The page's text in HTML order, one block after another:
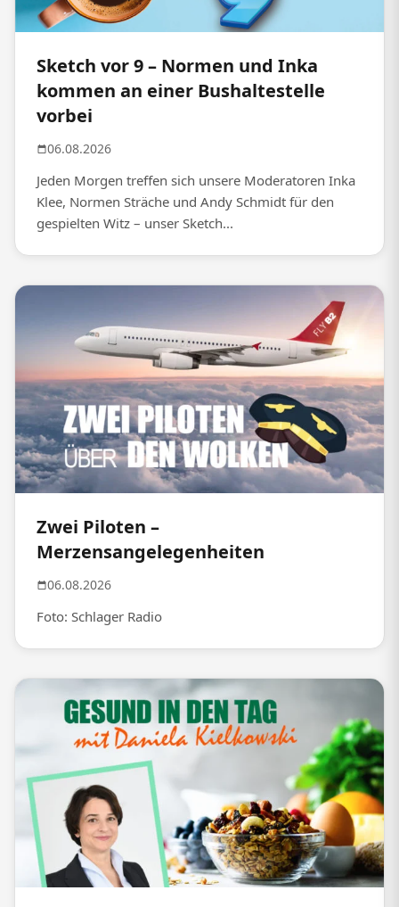
Sketch vor 9 – Normen und Inka
kommen an einer Bushaltestelle
vorbei
06.08.2026
Jeden Morgen treffen sich unsere Moderatoren Inka
Klee, Normen Sträche und Andy Schmidt für den
gespielten Witz – unser Sketch...
Zwei Piloten –
Merzensangelegenheiten
06.08.2026
Foto: Schlager Radio